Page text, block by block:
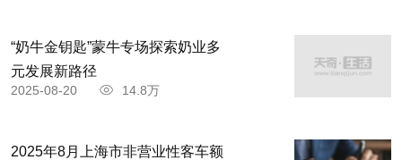
“奶牛金钥匙”蒙牛专场探索奶业多
元发展新路径
2025-08-20 14.8万
2025年8月上海市非营业性客车额